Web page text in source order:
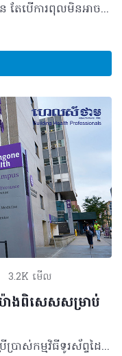
ពុលឡានតិចតួចប្រហែលជាអាចទ្រាំទ្របាន តែបើការពុលមិនអាចគ្រប់គ្រងបាន ជាពិសេសសម្រាប់ការធ្វើដំណើរផ្លូវឆ្ងាយទៀតនោះ ប្រាកដណាស់ពួកគេនឹងត្រូវការជំនួយ។ ក្នុងករណីបែបនេះ តើអ្នកនឹងណែនាំពីអ្វីខ្លះដល់ពួកគេ? ខាងក្រោមនេះអាចជាចម្លើយដ៏ល្អសម្រាប់ដោះស្រាយបញ្ហាពុលការធ្វើដំណើរ។ អ្វីគួរដឹង? ការរងឥទ្ធិពលពីការពុលឡាន ឬការធ្វើដំណើរផ្សេងទៀតអាចកើតមានឡើងលើបុគ្គលក្នុងអត្រា ៥ភាគរយនៃប្រជាជនទាំងអស់ ដែលភាគច្រើនបណ្តាលមកពី៖ - ការថប់បារម្ភ - អារម្មណ៍ភ័យខ្លាចក្នុងការជិះយន្តហោះ ទូក ឬឡាន - ការប្រើប្រាស់សារធាតុអាល់កុល ឬញៀន - អស់កម្លាំង និងគេងមិនគ្រប់គ្រាន់ជាដើម។ អ្វីគួរធ្វើ? សម្រាប់គន្លឹះចម្បងមួយចំនួន ដែលអាចណែនាំទៅអ្នកពុលការធ្វើដំណើររួមមាន៖ - ត្រូវញ៉ាំអាហារឲ្យបានឆ្អែតមុនពេលធ្វើដំណើរ - ចៀសវាងពិសាអាល់កុល - គួរអង្គុយនៅផ្នែកខាងមុខ សម្រាប់ការធ្វើដំណើរតាមទូក កប៉ាល់ ឬឡាន ហើយសម្រាប់យន្តហោះអាចជ្រើសរើសទីតាំងនៅកណ្តាល - គេងអំឡុងពេលធ្វើដំណើរ - ចៀសវាងនៅទីតាំងដែលមានក្លិនមិនល្អ។ អ្នកអាចផ្ដល់ជាឱសថនៅក្នុងក្រុម Antihistaminiques H1 ដែលមានឈ្មោះដូចជា៖ - Diphenhydramine (Nautamine)៖ អាចប្រើ ១ ឬកន្លះគ្រាប់ មុនពេលធ្វើដំណើរ ៣០នាទីរៀងរាល់ ៦ម៉ោងម្ដង តែហាមប្រើប្រាស់លើសពី ៦គ្រាប់ក្នុងមួយថ្ងៃ - Dramamine (Pharmacia) - Mercalm (Warner Lambert)៖ អាចលេប ១ ឬ ២គ្រាប់ រៀងរាល់ ៦ម៉ោងម្ដង និងមិនឲ្យលើសពី ៦គ្រាប់ក្នុងមួយថ្ងៃ - Nausicalm (Brother)៖ ជាឱសថទឹកដែលអាចប្រើបាន ១ ឬ ២ស្លាបព្រាបាយ រៀងរាល់ ៦ម៉ោងម្ដង និងមិនឲ្យលើស ១០ដងក្នុងមួយថ្ងៃ។ គួរបញ្ជាក់ផងដែរ ឱសថខាងលើគឺអាចផ្ដល់ឲ្យសម្រាប់តែមនុស្សពេញវ័យ និងកុមារដែលមានអាយុលើសពី ២ឆ្នាំ ហើយហាមប្រើប្រាស់សម្រាប់អ្នកជំងឺពាក់ព័ន្ធក្រពេញប្រូស្តាត ទឹកដក់ក្នុងភ្នែកនិងស្រ្តីមានផ្ទៃពោះ។ ក្រៅពីឱសថខាងលើ ក៏មានការណែនាំឲ្យប្រើប្រាស់ឱសថ Scopoderm TTS ដែលមានលក្ខណៈ៖ - ជាប្រភេទបន្ទះសម្រាប់បិតជាមួយប្រសិទ្ធភាពដល់ទៅ ៧២ម៉ោង រួមបញ្ចូលទៅដោយសារធាតុសកម្ម Scopolamine ដែលមានសមត្ថភាពប្រឆាំងអាការៈចង្អោរ ឬក្អួត។ ការប្រើប្រាស់ដោយបិតលើស្បែកបែបនេះ អាចកាត់បន្ថយផលរំខានដូចជា ធីងធោង និងស្ងួតមាត់ - គួរប្រើប្រាស់ឱសថដោយបិតលើស្បែកក្រោយត្រចៀក ក្នុងសភាពស្ងួតនិងចៀសវាងបិតលើសក់។ គួរបិតនៅមុនពេលធ្វើដំណើរចន្លោះពី ៦ ទៅ១២ ម៉ោងហើយអាចបកចេញបន្ទាប់ពីការធ្វើដំណើរបានបញ្ចប់ ប៉ុន្តែសម្រាប់ការធ្វើដំណើរផ្លូវឆ្ងាយអាចប្រើប្រាស់ឱសថរៀងរាល់ ៧២ ម៉ោងម្តង - សារធាតុសកម្ម Scopolamine អាចបង្កផលរំខានដូចជា៖ ស្ងួតមាត់ ទល់លាមក និងចៀសវាងប្រើប្រាស់សម្រាប់បុគ្គលដែលមានវ័យចំណាស់។ 2019 រក្សាសិទ្ធិគ្រប់យ៉ាង​ដោយ Healthtime Corporation ចំពោះគ្រប់អត្ថបទដោយគ្មានផ្នែកណាមួយត្រូវបោះពុម្ពផ្សាយចូលប្រព័ន្ធអុីនធឺណែតឧបករណ៍អេឡិចត្រូនិកអាត់ជាសំឡេងឬថតចំលងគ្រប់រូបភាពដោយគ្មានការអនុញ្ញាតឡើយ
3.2K មើល
ាងពិសេសសម្រាប់
អ្នកជំងឺប្រកាំង (Migraine) ដែលបានប្រើប្រាស់កម្មវិធីទូរស័ព្ទដៃក្នុងមុខងារសម្រួលភាពតានតឹងយ៉ាងតិច ២ដងក្នុងមួយសប្ដាហ៍ បានបង្ហាញពីការថយចុះនូវអាការៈឈឺចាប់ក្នុងកម្រិត តែ ៤ ដងក្នុងមួយខែប៉ុណ្ណោះនេះបើយោងតាមការសិក្សានាពេលថ្មីៗនេះ។ ក្រុមអ្នកស្រាវជ្រាវនៅ NYU School of Medicine បានសិក្សាពីកម្មវិធីទូរស័ព្ទមួយដែលមានឈ្មោះថា RELAXaHEAD ដែលជាការណែនាំអ្នកជំងឺដើម្បីធ្វើការសម្រាកសាច់ដុំ។ ការព្យាបាលបែបនេះអាចធ្វើឲ្យអ្នកជំងឺសម្រាកបានច្រើន និងកាត់បន្ថយស្ត្រេសបានផងដែរ។ ការសិក្សានេះបានចុះផ្សាយតាមរយៈ Nature Digital Medicine នៅថ្ងៃទី ០៤ ខែមិថុនា ដែលជាការផ្សព្វផ្សាយដំបូង និងវាយតម្លៃពីប្រសិទ្ធភាពរបស់កម្មវិធីទូរស័ព្ទដែលអាចជួយសម្រួលដល់អ្នកជំងឺប្រកាំង ហើយអ្នកស្រាវជ្រាវកំពុងសិក្សាបន្ថែមដើម្បីឲ្យការព្យាបាលនេះមានលក្ខណៈស្តង់ដារ។ លោកវេជ្ជបណ្ឌិតផ្នែកប្រព័ន្ធប្រសាទ Mia Minen បានលើកឡើងថា ការសិក្សានេះបានបង្ហាញភស្តុតាងថាអ្នកជំងឺអាចព្យាបាលតាមអាកប្បកិរិយាបានយ៉ាងងាយស្រួលចំណាយលុយតិច ហើយអាចធ្វើបានដោយខ្លួនឯងនៅទីណាក៏បាន។ អ្នកជំងឺប្រកាំងមានច្រើនជាង ៣៦ លាននាក់ក្នុងប្រទេសអាមេរិក ហើយរោគសញ្ញាដំបូងមានដូចជាការឈឺក្បាលពីតិចទៅខ្លាំង ហើយតែងតែមានអារម្មណ៍ចង់ក្អួត និងមានភាពប្រែប្រួលជាមួយនឹងសំឡេង និងពន្លឺ។ អ្នកជំងឺប្រកាំងតែងតែប្រើប្រាស់ថ្នាំ ប៉ុន្តែពួកគេពុំសូវបន្តការព្យាបាលទេ ដោយសារតែការចំណាយច្រើនទៅលើថ្នាំ និងភាពមិនងាយស្រួលមួយចំនួន។ ជាក់ស្ដែងការសិក្សាមួយនេះបានធ្វើតេស្តទៅលើអ្នកជំងឺប្រកាំងចំនួន ៥១នាក់ដែលមានទូរស័ព្ទទំនើបប្រើប្រាស់។ អ្នកជំងឺតម្រូវឲ្យប្រើប្រាស់ក្នុងរយៈពេល ៩០ថ្ងៃ ហើយកត់ចំណាំទុករៀងរាល់ថ្ងៃពីភាពធ្ងន់ធ្ងរនៃភាពឈឺចាប់របស់ពួកគេ។ ក្រុមអ្នកសិក្សាបានបន្តការស្រាវជ្រាវដើម្បីអ្នកជំងឺប្រើប្រាស់ឲ្យបានទូលំទូលាយ និងមានគម្រោងដាក់ឲ្យប្រើប្រាស់ជាការអនុវត្តក្នុងមន្ទីរពេទ្យផងដែរ។ លោកវេជ្ជបណ្ឌិតផ្នែកប្រព័ន្ធប្រសាទ Mia Minen បន្តបន្ថែមថា លទ្ធផលនេះអាចជួយបានច្រើន និងអាចបង្រៀនអ្នកជំងឺក្នុងការគ្រប់គ្រងការឈឺក្បាលរបស់ពួកគេ ប៉ុន្តែកម្មវិធីនេះ នៅពុំទាន់ចេញឲ្យប្រើប្រាស់ជាសាធារណៈនៅឡើយទេ។ ឯកសារយោង៖ https://www.sciencedaily.com/releases/2019/06/190604084850.htm 2019 រក្សាសិទ្ធិគ្រប់យ៉ាង​ដោយ Healthtime Corporation ចំពោះគ្រប់អត្ថបទដោយគ្មានផ្នែកណាមួយត្រូវបោះពុម្ពផ្សាយចូលប្រព័ន្ធអុីនធឺណែតឧបករណ៍អេឡិចត្រូនិកអាត់ជាសំឡេងឬថតចំលងគ្រប់រូបភាពដោយគ្មានការអនុញ្ញាតឡើយ